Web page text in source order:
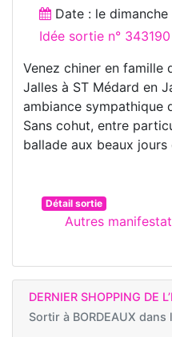
Date : le
Idée sortie n° 343190
Venez chiner en famille
Jalles à ST Médard en
ambiance sympathique
Sans cohut, entre
ballade aux beaux jours
Détail sortie
Autres
DERNIER SHOPPING DE
Sortir à BORDEAUX